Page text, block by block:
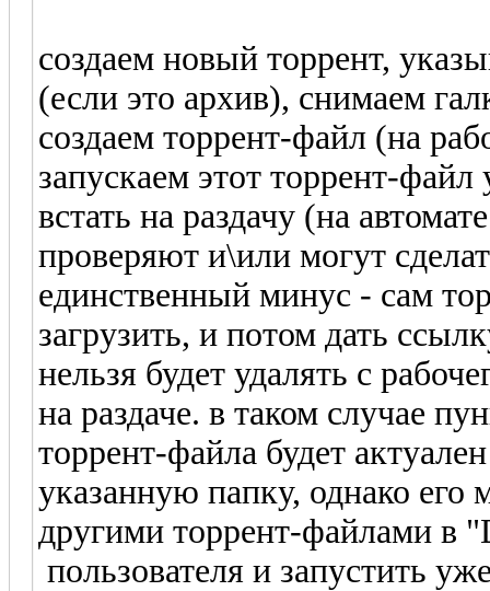
создаем новый торрент,
(если это архив), снимаем
создаем торрент-файл (на
запускаем этот торрент-
встать на раздачу (на
проверяют и\или могут
единственный минус - сам
загрузить, и потом дать
нельзя будет удалять с
на раздаче. в таком случае
торрент-файла будет
указанную папку, однако
другими торрент-файлами в
пользователя и запустить